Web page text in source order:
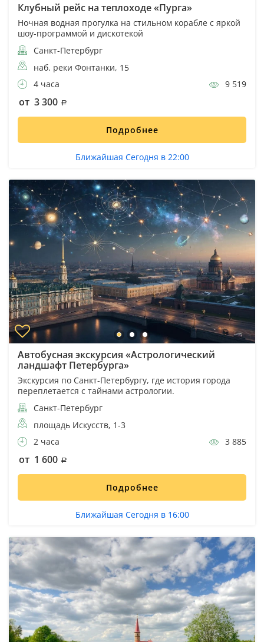
Клубный рейс на теплоходе «Пурга»
Ночная водная прогулка на стильном корабле с яркой
шоу-программой и дискотекой
Санкт-Петербург
наб. реки Фонтанки, 15
4 часа
9 519
от 3 300
Подробнее
Ближайшая Сегодня в 22:00
Автобусная экскурсия «Астрологический
ландшафт Петербурга»
Экскурсия по Санкт-Петербургу, где история города
переплетается с тайнами астрологии.
Санкт-Петербург
площадь Искусств, 1-3
2 часа
3 885
от 1 600
Подробнее
Ближайшая Сегодня в 16:00